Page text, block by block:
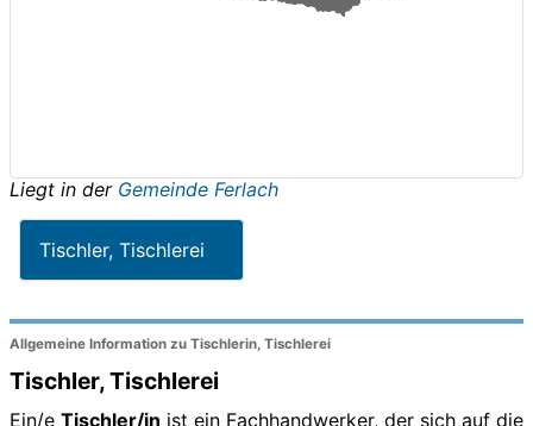
Liegt in der Gemeinde Ferlach
Tischler, Tischlerei
Allgemeine Information zu Tischlerin, Tischlerei
Tischler, Tischlerei
Ein/e Tischler/in ist ein Fachhandwerker, der sich auf die